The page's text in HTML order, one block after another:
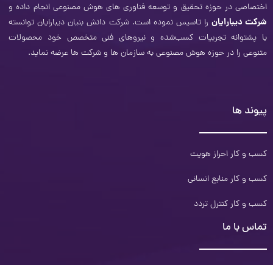
اختصاصی در حوزه تحقیق و توسعه فناوری­ های هوش مصنوعی انجام داده و
شرکت دیبارایان را تاسیس نموده است. شرکت دانش بنیان دیبارایان توانسته
با پشتوانه تجربیات کسب‌شده و نیروهای فنی متخصص خود محصولات
متنوعی را در حوزه هوش مصنوعی به سازمان‌ ها و شرکت ­ها عرضه نماید.
پیوند ها
کسب و کار احراز هویت
کسب و کار منابع انسانی
کسب و کار کنترل تردد
تماس با ما